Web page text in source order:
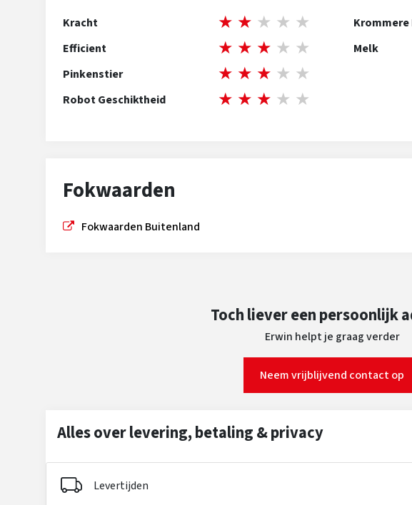
Kracht ★ ★ ★ ★ ★
Efficient ★ ★ ★ ★ ★
Pinkenstier ★ ★ ★ ★ ★
Robot Geschiktheid ★ ★ ★ ★ ★
Krommere
Melk
Fokwaarden
Fokwaarden Buitenland
Toch liever een persoonlijk
Erwin helpt je graag verder
Neem vrijblijvend contact op
Alles over levering, betaling & privacy
Levertijden